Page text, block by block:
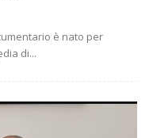
è nato per
di...